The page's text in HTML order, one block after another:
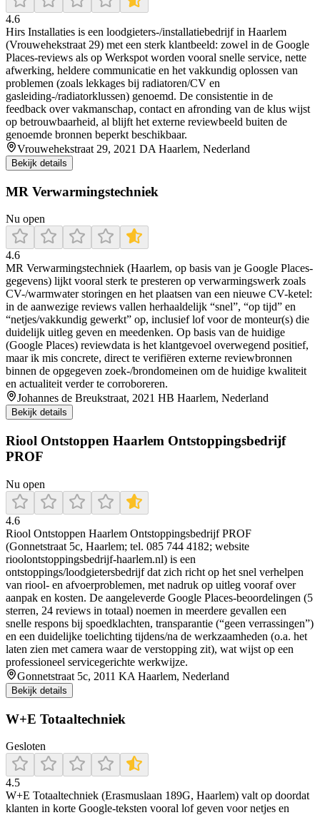
4.6
Hirs Installaties is een loodgieters-/installatiebedrijf in Haarlem
(Vrouwehekstraat 29) met een sterk klantbeeld: zowel in de Google
Places-reviews als op Werkspot worden vooral snelle service, nette
afwerking, heldere communicatie en het vakkundig oplossen van
problemen (zoals lekkages bij radiatoren/CV en
gasleiding-/radiatorklussen) genoemd. De consistentie in de
feedback over vakmanschap, contact en afronding van de klus wijst
op betrouwbaarheid, al blijft het externe reviewbeeld buiten de
genoemde bronnen beperkt beschikbaar.
Vrouwehekstraat 29, 2021 DA Haarlem, Nederland
Bekijk details
MR Verwarmingstechniek
Nu open
4.6
MR Verwarmingstechniek (Haarlem, op basis van je Google Places-
gegevens) lijkt vooral sterk te presteren op verwarmingswerk zoals
CV-/warmwater storingen en het plaatsen van een nieuwe CV-ketel:
in de aanwezige reviews vallen herhaaldelijk “snel”, “op tijd” en
“netjes/vakkundig gewerkt” op, inclusief lof voor de monteur(s) die
duidelijk uitleg geven en meedenken. Op basis van de huidige
(Google Places) reviewdata is het klantgevoel overwegend positief,
maar ik mis concrete, direct te verifiëren externe reviewbronnen
binnen de opgegeven zoek-/brondomeinen om de huidige kwaliteit
en actualiteit verder te corroboreren.
Johannes de Breukstraat, 2021 HB Haarlem, Nederland
Bekijk details
Riool Ontstoppen Haarlem Ontstoppingsbedrijf
PROF
Nu open
4.6
Riool Ontstoppen Haarlem Ontstoppingsbedrijf PROF
(Gonnetstraat 5c, Haarlem; tel. 085 744 4182; website
rioolontstoppingsbedrijf-haarlem.nl) is een
ontstoppings/loodgietersbedrijf dat zich richt op het snel verhelpen
van riool- en afvoerproblemen, met nadruk op uitleg vooraf over
aanpak en kosten. De aangeleverde Google Places-beoordelingen (5
sterren, 24 reviews in totaal) noemen in meerdere gevallen een
snelle respons bij spoedklachten, transparantie (“geen verrassingen”)
en een duidelijke toelichting tijdens/na de werkzaamheden (o.a. het
laten zien met camera waar de verstopping zit), wat wijst op een
professioneel servicegerichte werkwijze.
Gonnetstraat 5c, 2011 KA Haarlem, Nederland
Bekijk details
W+E Totaaltechniek
Gesloten
4.5
W+E Totaaltechniek (Erasmuslaan 189G, Haarlem) valt op doordat
klanten in korte Google-teksten vooral lof geven voor netjes en